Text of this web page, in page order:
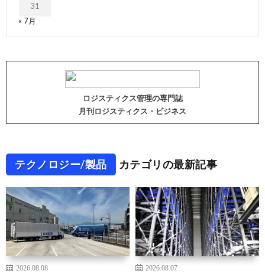
31
« 7月
ロジスティクス管理の専門誌
月刊ロジスティクス・ビジネス
テクノロジー/製品 カテゴリの最新記事
2026.08.08
2026.08.07